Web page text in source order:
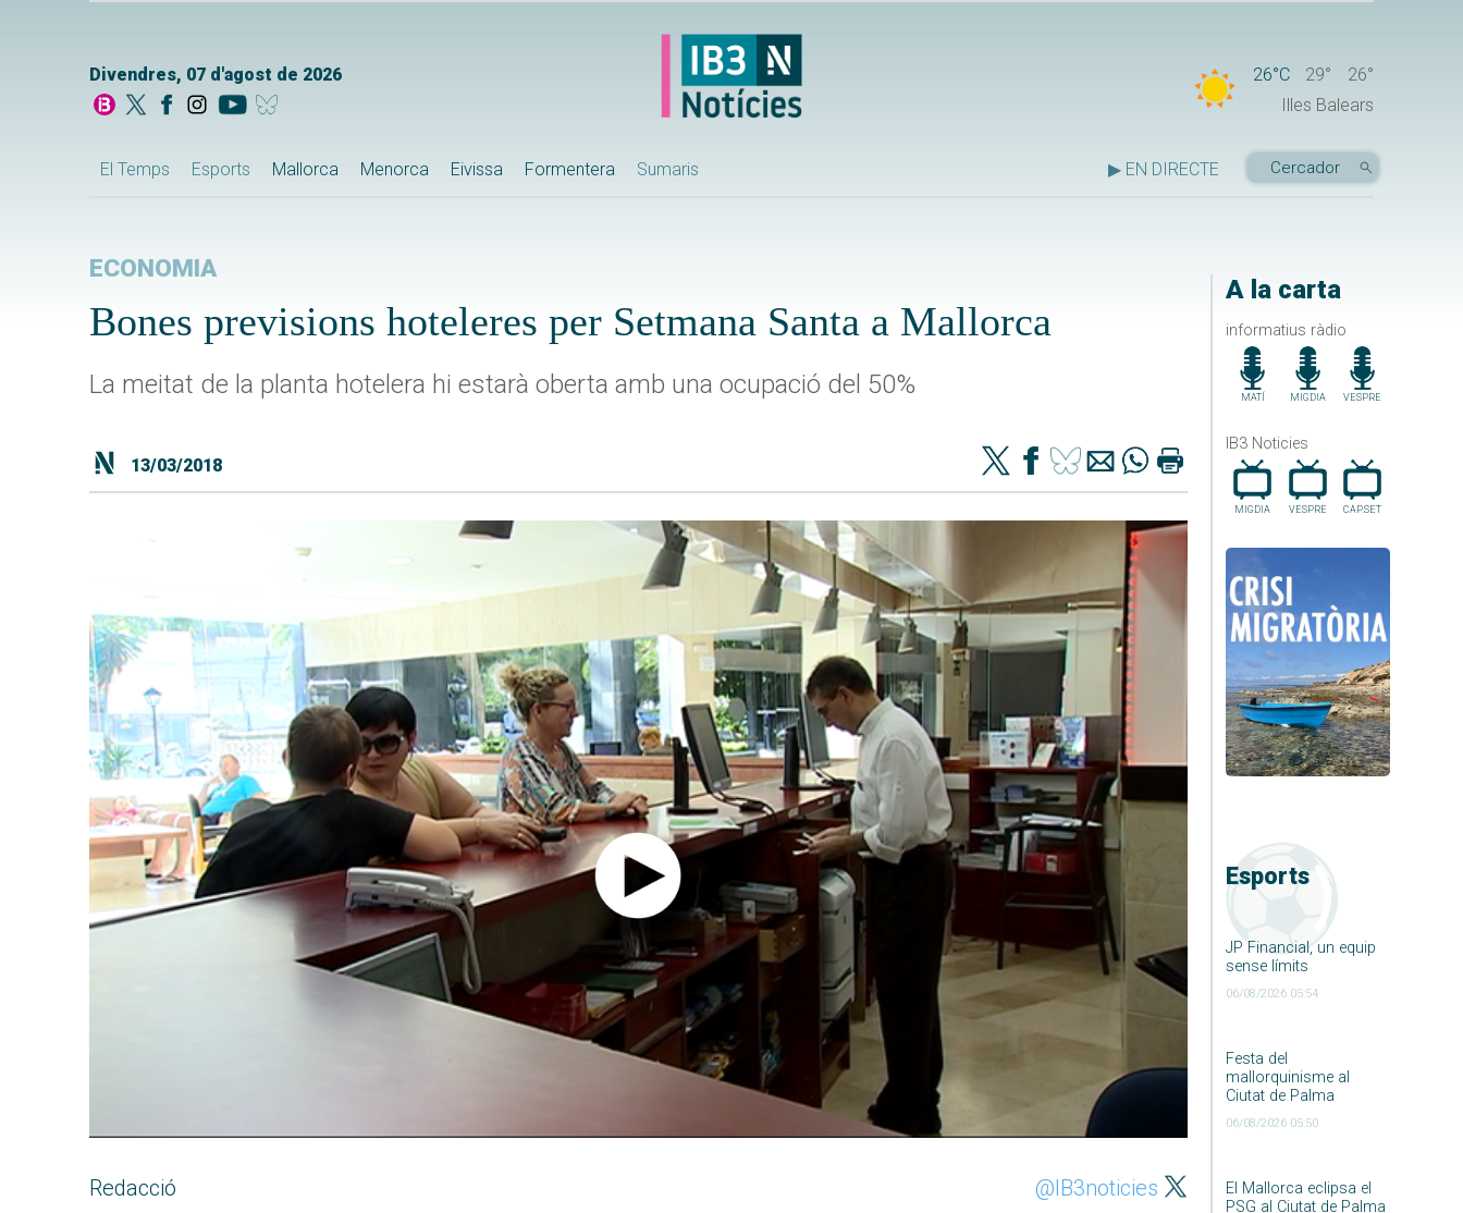
Divendres, 07 d'agost de 2026 26°C 29°
26°
Illes Balears
El Temps Esports Mallorca Menorca Eivissa Formentera Sumaris ▶ EN DIRECTE
A la carta
informatius ràdio
MATÍ MIGDIA VESPRE
IB3 Noticies
MIGDIA VESPRE CAP.SET
Esports
JP Financial, un equip
sense límits
06/08/2026 05:54
Festa del
mallorquinisme al
Ciutat de Palma
06/08/2026 05:50
El Mallorca eclipsa el
PSG al Ciutat de Palma
ECONOMIA
Bones previsions hoteleres per Setmana Santa a Mallorca
La meitat de la planta hotelera hi estarà oberta amb una ocupació del 50%
13/03/2018
Redacció @IB3noticies